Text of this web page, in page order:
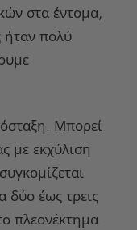
στα έντομα,
ήταν πολύ
Μπορεί
με εκχύλιση
δύο έως τρεις
πλεονέκτημα